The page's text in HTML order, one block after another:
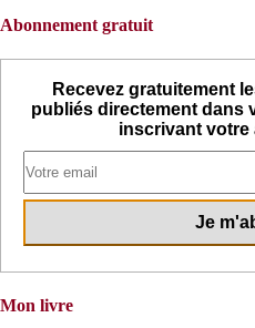
Abonnement gratuit
Recevez gratuitement
publiés directement dans
inscrivant votre
Mon livre